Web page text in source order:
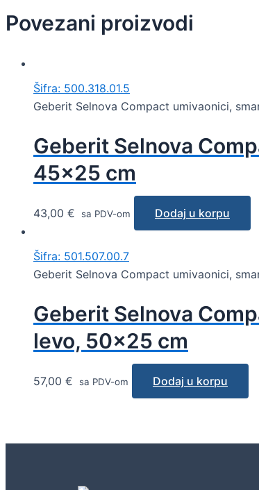
Povezani proizvodi
Šifra: 500.318.01.5
Geberit Selnova Compact umivaonici,
Geberit Selnova
45×25 cm
43,00 € sa PDV-om Dodaj u korpu
Šifra: 501.507.00.7
Geberit Selnova Compact umivaonici,
Geberit Selnova
levo, 50×25 cm
57,00 € sa PDV-om Dodaj u korpu